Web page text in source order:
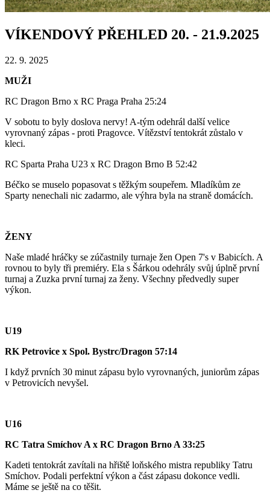
VÍKENDOVÝ PŘEHLED 20. - 21.9.2025
22. 9. 2025
MUŽI
RC Dragon Brno x RC Praga Praha 25:24
V sobotu to byly doslova nervy! A-tým odehrál další velice
vyrovnaný zápas - proti Pragovce. Vítězství tentokrát zůstalo v
kleci.
RC Sparta Praha U23 x RC Dragon Brno B 52:42
Béčko se muselo popasovat s těžkým soupeřem. Mladíkům ze
Sparty nenechali nic zadarmo, ale výhra byla na straně domácích.
ŽENY
Naše mladé hráčky se zúčastnily turnaje žen Open 7's v Babicích. A
rovnou to byly tři premiéry. Ela s Šárkou odehrály svůj úplně první
turnaj a Zuzka první turnaj za ženy. Všechny předvedly super
výkon.
U19
RK Petrovice x Spol. Bystrc/Dragon 57:14
I když prvních 30 minut zápasu bylo vyrovnaných, juniorům zápas
v Petrovicích nevyšel.
U16
RC Tatra Smíchov A x RC Dragon Brno A 33:25
Kadeti tentokrát zavítali na hřiště loňského mistra republiky Tatru
Smíchov. Podali perfektní výkon a část zápasu dokonce vedli.
Máme se ještě na co těšit.